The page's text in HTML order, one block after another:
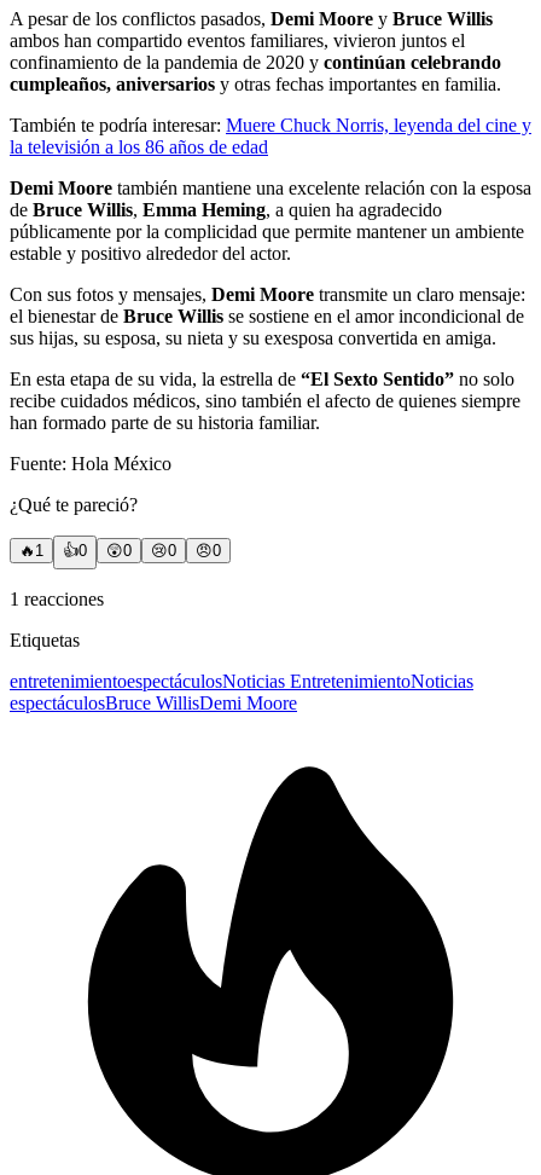
A pesar de los conflictos pasados, Demi Moore y Bruce Willis
ambos han compartido eventos familiares, vivieron juntos el
confinamiento de la pandemia de 2020 y continúan celebrando
cumpleaños, aniversarios y otras fechas importantes en familia.
También te podría interesar: Muere Chuck Norris, leyenda del cine y
la televisión a los 86 años de edad
Demi Moore también mantiene una excelente relación con la esposa
de Bruce Willis, Emma Heming, a quien ha agradecido
públicamente por la complicidad que permite mantener un ambiente
estable y positivo alrededor del actor.
Con sus fotos y mensajes, Demi Moore transmite un claro mensaje:
el bienestar de Bruce Willis se sostiene en el amor incondicional de
sus hijas, su esposa, su nieta y su exesposa convertida en amiga.
En esta etapa de su vida, la estrella de “El Sexto Sentido” no solo
recibe cuidados médicos, sino también el afecto de quienes siempre
han formado parte de su historia familiar.
Fuente: Hola México
¿Qué te pareció?
🔥 1 👍0 😲0 😢0 😠0
1 reacciones
Etiquetas
entretenimientoespectáculosNoticias EntretenimientoNoticias
espectáculosBruce WillisDemi Moore